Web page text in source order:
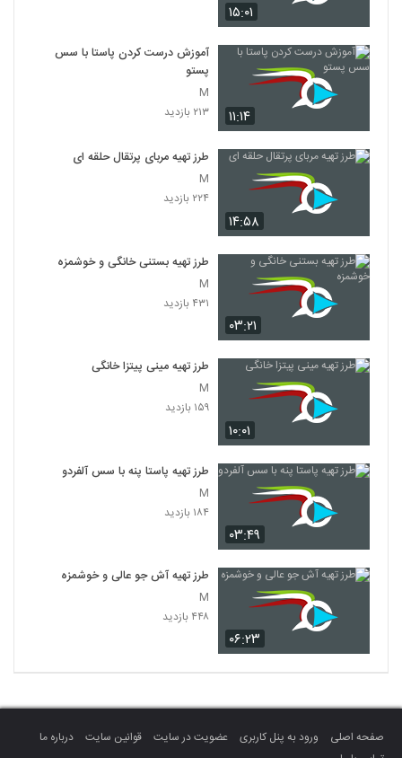
۱۵:۰۱
۱۱:۱۴
آموزش درست کردن پاستا با سس
پستو
M
۲۱۳ بازدید
۱۴:۵۸
طرز تهیه مربای پرتقال حلقه ای
M
۲۲۴ بازدید
۰۳:۲۱
طرز تهیه بستنی خانگی و خوشمزه
M
۴۳۱ بازدید
۱۰:۰۱
طرز تهیه مینی پیتزا خانگی
M
۱۵۹ بازدید
۰۳:۴۹
طرز تهیه پاستا پنه با سس آلفردو
M
۱۸۴ بازدید
۰۶:۲۳
طرز تهیه آش جو عالی و خوشمزه
M
۴۴۸ بازدید
صفحه اصلی ورود به پنل کاربری عضویت در سایت قوانین سایت
درباره ما